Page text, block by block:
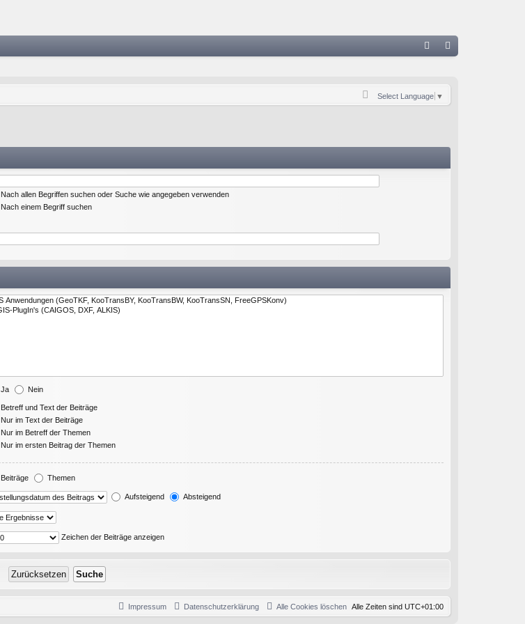
m
n
Select Language ▼
Nach allen Begriffen suchen oder Suche wie angegeben verwenden
Nach einem Begriff suchen
Ja Nein
Betreff und Text der Beiträge
Nur im Text der Beiträge
Nur im Betreff der Themen
Nur im ersten Beitrag der Themen
Beiträge Themen
Aufsteigend Absteigend
Zeichen der Beiträge anzeigen
Alle Zeiten sind UTC+01:00
Alle Cookies löschen
Datenschutzerklärung
Impressum